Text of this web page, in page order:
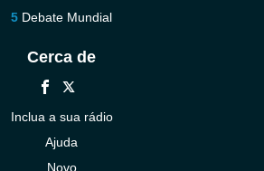
Debate Mundial
Cerca de
Inclua a sua rádio
Ajuda
Novo